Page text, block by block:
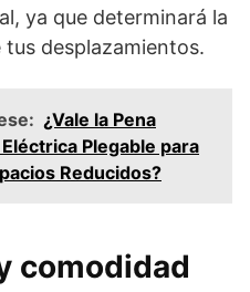
ya que determinará la
desplazamientos.
¿Vale la Pena
Plegable para
Reducidos?
comodidad